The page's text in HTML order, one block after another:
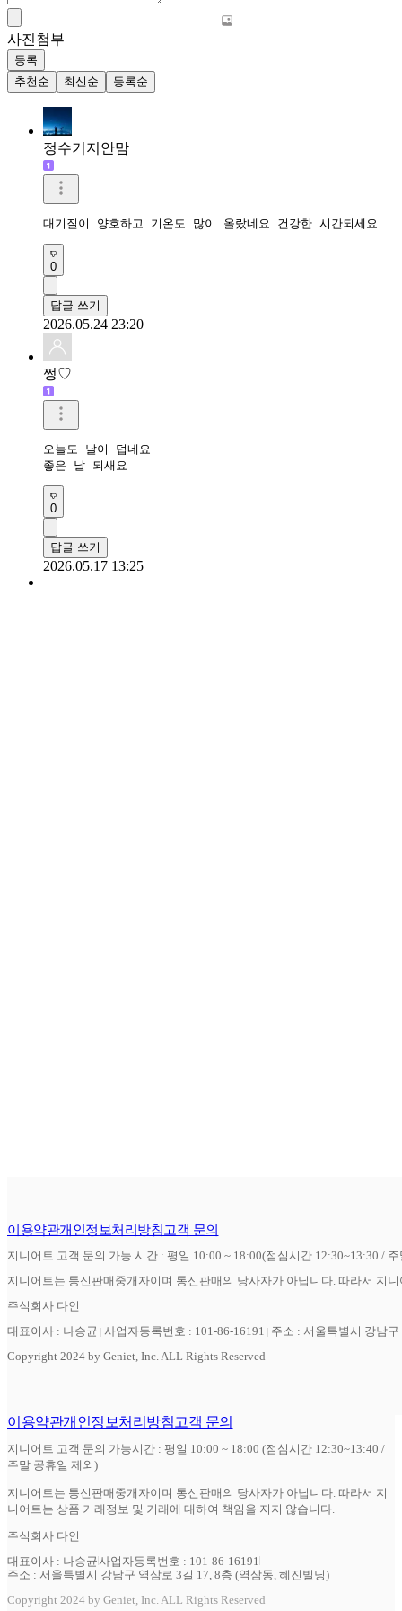
사진첨부
등록
추천순
최신순 등록순
정수기지안맘
대기질이 양호하고 기온도 많이 올랐네요 건강한 시간되세요
0
답글 쓰기
2026.05.24 23:20
쩡♡
오늘도 날이 덥네요
좋은 날 되새요
0
답글 쓰기
2026.05.17 13:25
이용약관개인정보처리방침고객 문의
지니어트 고객 문의 가능 시간 : 평일 10:00 ~ 18:00(점심시간 12:30~13:30 /
지니어트는 통신판매중개자이며 통신판매의 당사자가 아닙니다. 따라서 지
주식회사 다인
대표이사 : 나승균 사업자등록번호 : 101-86-16191
주소 : 서울특별시 강남
Copyright 2024 by Geniet, Inc. ALL Rights Reserved
이용약관개인정보처리방침고객 문의
지니어트 고객 문의 가능시간 : 평일 10:00 ~ 18:00 (점심시간 12:30~13:40 /
주말 공휴일 제외)
지니어트는 통신판매중개자이며 통신판매의 당사자가 아닙니다. 따라서 지
니어트는 상품 거래정보 및 거래에 대하여 책임을 지지 않습니다.
주식회사 다인
대표이사 : 나승균사업자등록번호 : 101-86-16191
주소 : 서울특별시 강남구 역삼로 3길 17, 8층 (역삼동, 혜진빌딩)
Copyright 2024 by Geniet, Inc. ALL Rights Reserved